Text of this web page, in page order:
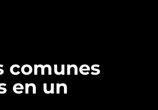
comunes
en un